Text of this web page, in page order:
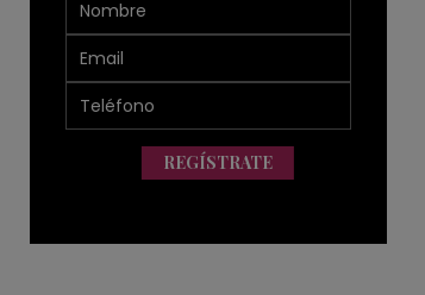
REGÍSTRATE